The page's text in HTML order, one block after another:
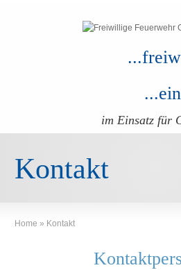
im Einsatz für
Kontakt
Home » Kontakt